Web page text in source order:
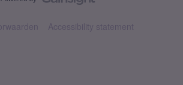
Accessibility statement